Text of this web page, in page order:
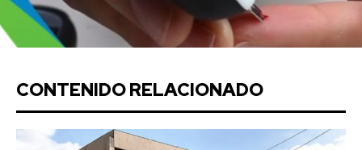
CONTENIDO RELACIONADO